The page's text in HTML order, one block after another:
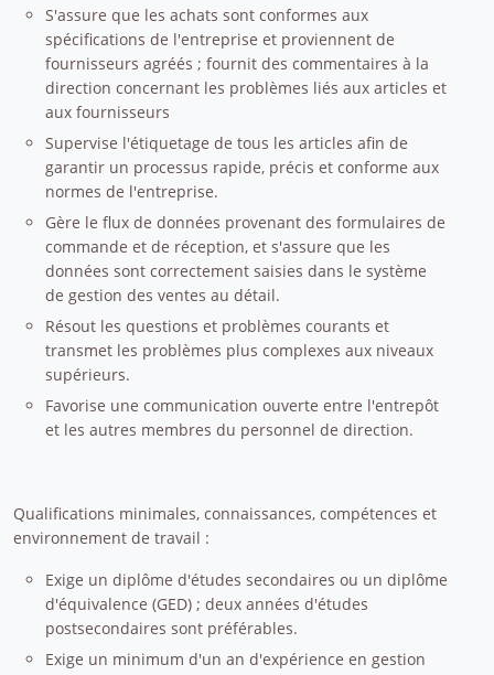
S'assure que les achats sont conformes aux
spécifications de l'entreprise et proviennent de
fournisseurs agréés ; fournit des commentaires à la
direction concernant les problèmes liés aux articles et
aux fournisseurs
Supervise l'étiquetage de tous les articles afin de
garantir un processus rapide, précis et conforme aux
normes de l'entreprise.
Gère le flux de données provenant des formulaires de
commande et de réception, et s'assure que les
données sont correctement saisies dans le système
de gestion des ventes au détail.
Résout les questions et problèmes courants et
transmet les problèmes plus complexes aux niveaux
supérieurs.
Favorise une communication ouverte entre l'entrepôt
et les autres membres du personnel de direction.
Qualifications minimales, connaissances, compétences et
environnement de travail :
Exige un diplôme d'études secondaires ou un diplôme
d'équivalence (GED) ; deux années d'études
postsecondaires sont préférables.
Exige un minimum d'un an d'expérience en gestion